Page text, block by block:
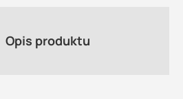
Opis produktu